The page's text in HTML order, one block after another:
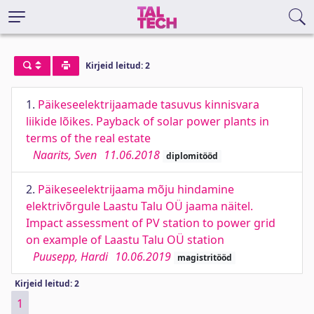
Kirjeid leitud: 2
1. Päikeseelektrijaamade tasuvus kinnisvara
liikide lõikes. Payback of solar power plants in
terms of the real estate
Naarits, Sven 11.06.2018 diplomitööd
2. Päikeseelektrijaama mõju hindamine
elektrivõrgule Laastu Talu OÜ jaama näitel.
Impact assessment of PV station to power grid
on example of Laastu Talu OÜ station
Puusepp, Hardi 10.06.2019 magistritööd
Kirjeid leitud: 2
1